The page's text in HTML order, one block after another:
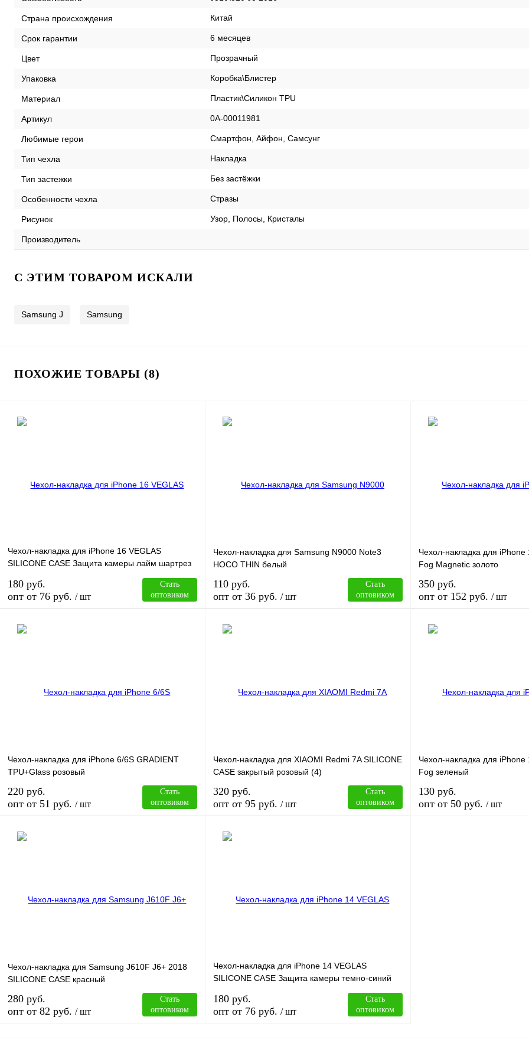
Страна происхождения Китай
Срок гарантии 6 месяцев
Цвет Прозрачный
Упаковка Коробка\Блистер
Материал Пластик\Силикон TPU
Артикул 0А-00011981
Любимые герои Смартфон, Айфон, Самсунг
Тип чехла Накладка
Тип застежки Без застёжки
Особенности чехла Стразы
Рисунок Узор, Полосы, Кристалы
Производитель
C ЭТИМ ТОВАРОМ ИСКАЛИ
Samsung J Samsung
ПОХОЖИЕ ТОВАРЫ (8)
Чехол-накладка для iPhone 16 VEGLAS
SILICONE CASE Защита камеры лайм шартрез
180 руб.
опт от 76 руб. / шт
Стать
оптовиком
В избранное
В
Чехол-накладка для Samsung N9000 Note3
HOCO THIN белый
110 руб.
опт от 36 руб. / шт
Стать
оптовиком
В избранное
В
Чехол-накладка для
Fog Magnetic золото
350 руб.
опт от 152 руб. / шт
В избранное
Чехол-накладка для iPhone 6/6S GRADIENT
TPU+Glass розовый
220 руб.
опт от 51 руб. / шт
Стать
оптовиком
В избранное
В
Чехол-накладка для XIAOMI Redmi 7A SILICONE
CASE закрытый розовый (4)
320 руб.
опт от 95 руб. / шт
Стать
оптовиком
В избранное
В
Чехол-накладка для iPhone
Fog зеленый
130 руб.
опт от 50 руб. / шт
Чехол-накладка для Samsung J610F J6+ 2018
SILICONE CASE красный
280 руб.
опт от 82 руб. / шт
Стать
оптовиком
Чехол-накладка для iPhone 14 VEGLAS
SILICONE CASE Защита камеры темно-синий
180 руб.
опт от 76 руб. / шт
Стать
оптовиком